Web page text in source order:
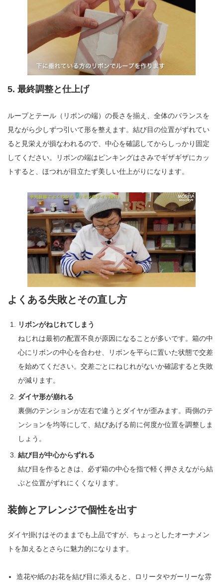
5. 最終調整と仕上げ
ループとテール（リボンの端）の長さを揃え、全体のバランスを
見ながら少しずつ引いて形を整えます。結び目の位置がずれてい
ると見栄えが損なわれるので、中心を確認してからしっかり固定
してください。リボンの端はピンキングはさみでギザギザにカッ
トすると、ほつれが目立たず美しい仕上がりになります。
よくある失敗とその直し方
リボンがねじれてしまう
ねじれは最初の配置不良が原因になることが多いです。箱の中
心にリボンの中心を合わせ、リボンを平らに置いた状態で交差
を始めてください。交差ごとにねじれがないか確認すると失敗
が減ります。
ダイヤ形が崩れる
裏側のテンションが左右で違うとダイヤが歪みます。両側のテ
ンションを均等にして、結びあげる前に何度か位置を調整しま
しょう。
結び目が中心からずれる
結び目を作るときは、必ず箱の中心を指で軽く押さえながら結
ぶと位置がずれにくくなります。
装飾とアレンジで個性を出す
ダイヤ掛けはそのままでも上品ですが、ちょっとしたオーナメン
トを加えるとさらに魅力的になります。
造花や紙のお花を結び目に添えると、ロリータやガーリーな雰